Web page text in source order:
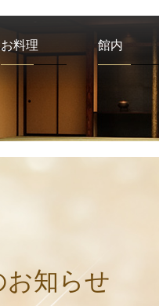
お料理 館内
お知らせ